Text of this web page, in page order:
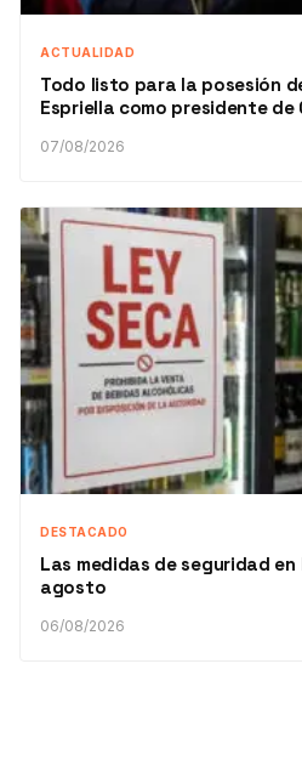
ACTUALIDAD
Todo listo para la posesión
Espriella como presidente de
07/08/2026
DESTACADO
Las medidas de seguridad
agosto
06/08/2026